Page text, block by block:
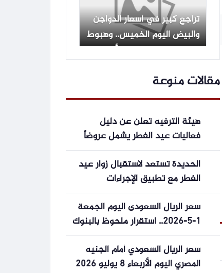
تراجع كبير في أسعار الدواجن
والبيض اليوم الخميس.. وهبوط
ملحوظ بسعر البانيه بالأسواق
مقالات منوعة
هيئة الترفيه تعلن عن دليل
فعاليات عيد الفطر يشمل عروضاً
مصرية وأنشطة احتفالية في جدة
والرياض
الحديدة تستعد لاستقبال زوار عيد
الفطر مع تطبيق الإجراءات
الاحترازية
سعر الريال السعودى اليوم الجمعة
1-5-2026.. استقرار ملحوظ بالبنوك
المصرية
سعر الريال السعودي أمام الجنيه
المصري اليوم الأربعاء 8 يوليو 2026